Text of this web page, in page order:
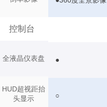
控制台
全液晶仪表盘
HUD超视距抬
头显示
●
○